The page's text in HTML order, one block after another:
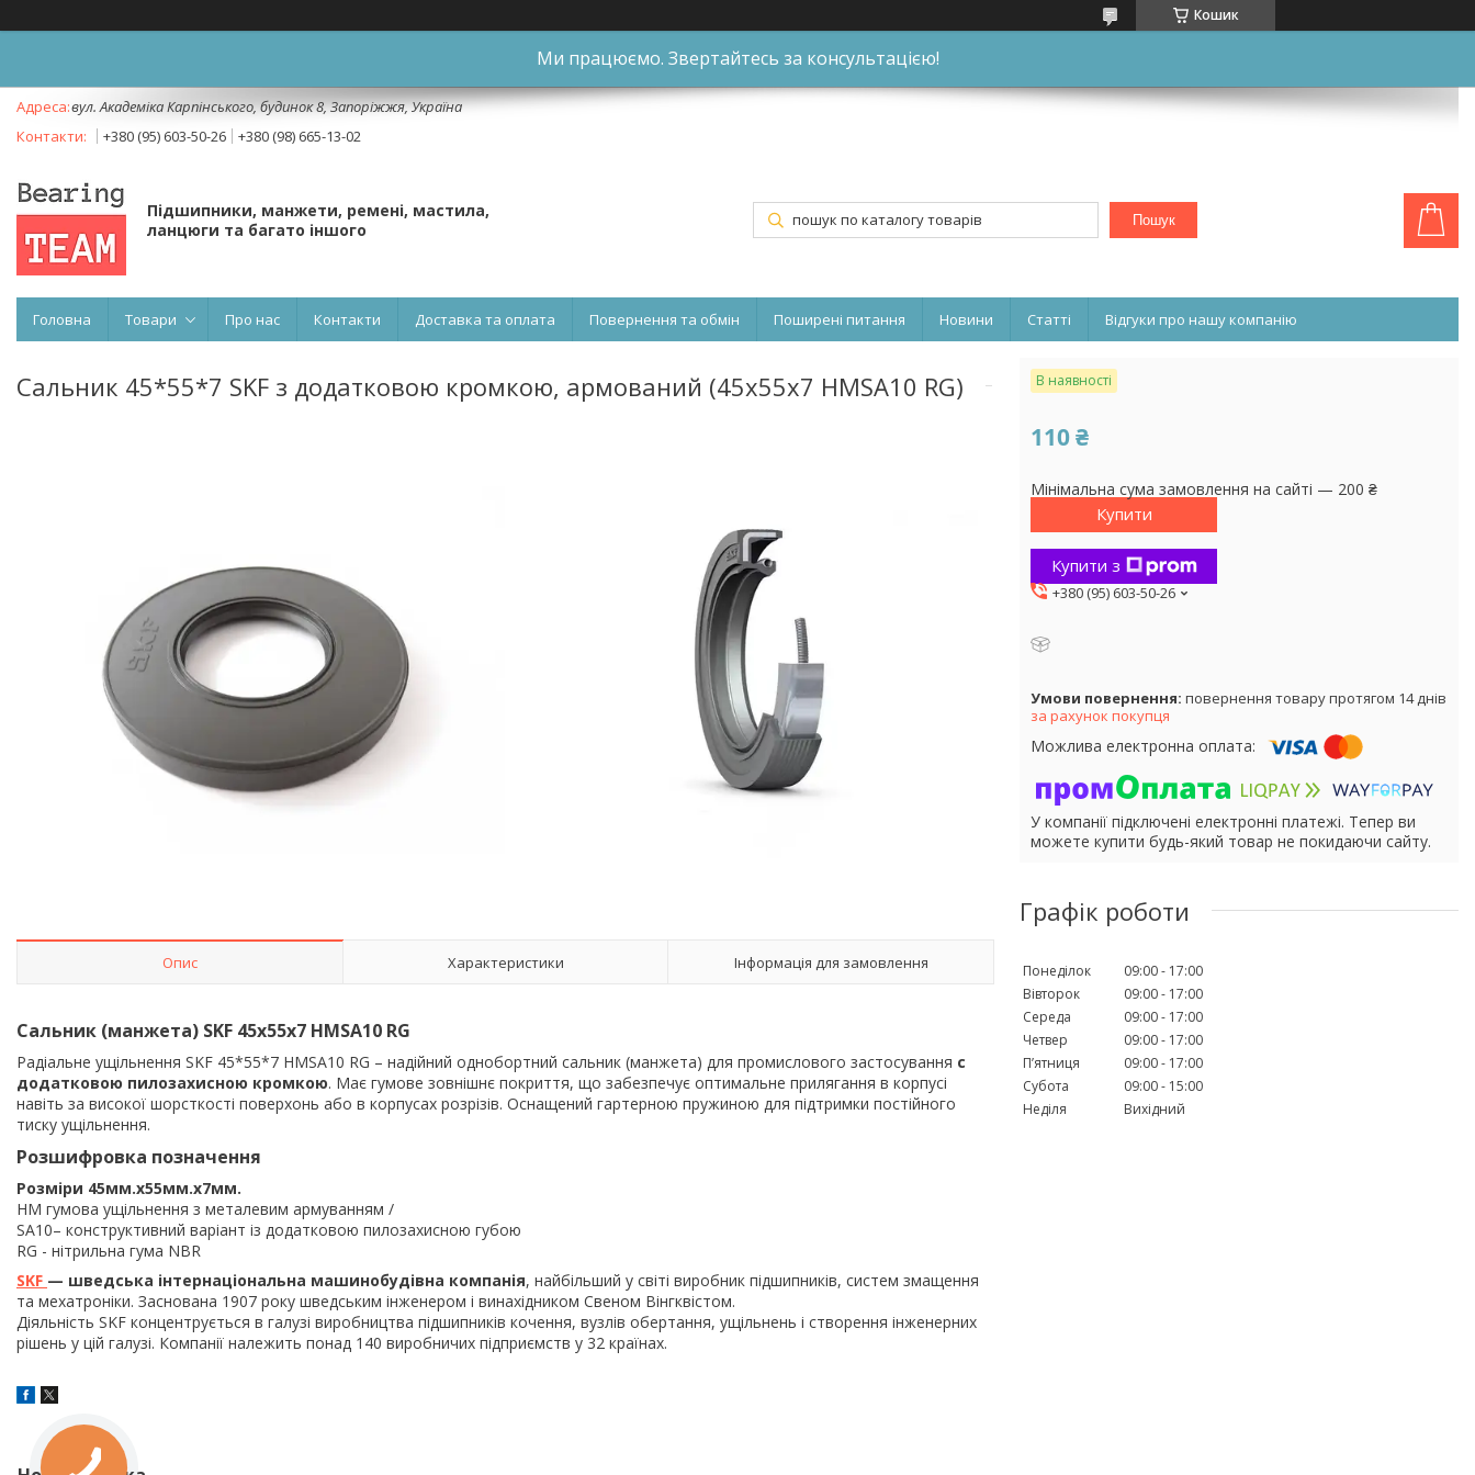
Кошик
Ми працюємо. Звертайтесь за консультацією!
вул. Академіка Карпінського, будинок 8, Запоріжжя, Україна
+380 (95) 603-50-26
+380 (98) 665-13-02
Підшипники, манжети, ремені, мастила,
ланцюги та багато іншого
Пошук
Головна Товари Про нас Контакти Доставка та оплата Повернення та обмін Поширені питання Новини Статті Відгуки про нашу компанію
Сальник 45*55*7 SKF з додатковою кромкою, армований (45x55x7 HMSA10 RG)
Опис Характеристики Інформація для замовлення
Сальник (манжета) SKF 45x55x7 HMSA10 RG
Радіальне ущільнення SKF 45*55*7 HMSA10 RG – надійний однобортний сальник (манжета) для промислового застосування c
додатковою пилозахисною кромкою. Має гумове зовнішнє покриття, що забезпечує оптимальне прилягання в корпусі
навіть за високої шорсткості поверхонь або в корпусах розрізів. Оснащений гартерною пружиною для підтримки постійного
тиску ущільнення.
Розшифровка позначення
Розміри 45мм.х55мм.х7мм.
HM гумова ущільнення з металевим армуванням /
SA10– конструктивний варіант із додатковою пилозахисною губою
RG - нітрильна гума NBR
SKF — шведська інтернаціональна машинобудівна компанія, найбільший у світі виробник підшипників, систем змащення
та мехатроніки. Заснована 1907 року шведським інженером і винахідником Свеном Вінгквістом.
Діяльність SKF концентрується в галузі виробництва підшипників кочення, вузлів обертання, ущільнень і створення інженерних
рішень у цій галузі. Компанії належить понад 140 виробничих підприємств у 32 країнах.
В наявності
110 ₴
Мінімальна сума замовлення на сайті — 200 ₴
Купити
Купити з
+380 (95) 603-50-26
повернення товару протягом 14 днів
за рахунок покупця
У компанії підключені електронні платежі. Тепер ви
можете купити будь-який товар не покидаючи сайту.
Графік роботи
Понеділок 09:00
17:00
Вівторок
09:00
17:00
Середа
09:00
17:00
Четвер
09:00
17:00
Пʼятниця
09:00
17:00
Субота
09:00
15:00
Неділя
Вихідний